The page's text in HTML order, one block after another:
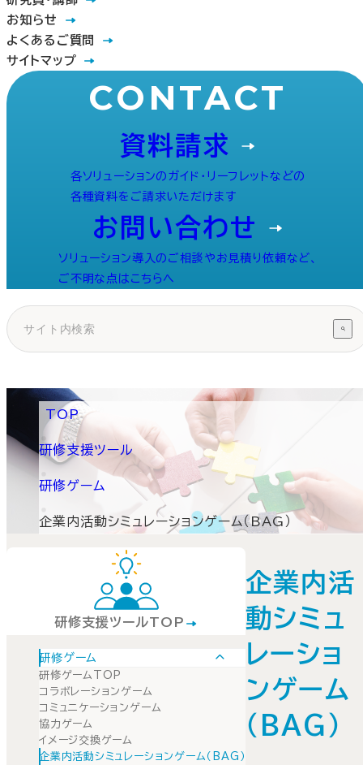
お知らせ
よくあるご質問
サイトマップ
CONTACT
資料請求
各ソリューションのガイド・リーフレットなどの
各種資料をご請求いただけます
お問い合わせ
ソリューション導入のご相談やお見積り依頼など、
ご不明な点はこちらへ
TOP
研修支援ツール
研修ゲーム
企業内活動シミュレーションゲーム（BAG）
研修支援ツールTOP
研修ゲーム
研修ゲームTOP
コラボレーションゲーム
コミュニケーションゲーム
協力ゲーム
イメージ交換ゲーム
企業内活動シミュレーションゲーム（BAG）
企業内活
動シミュ
レーショ
ンゲーム
（BAG）